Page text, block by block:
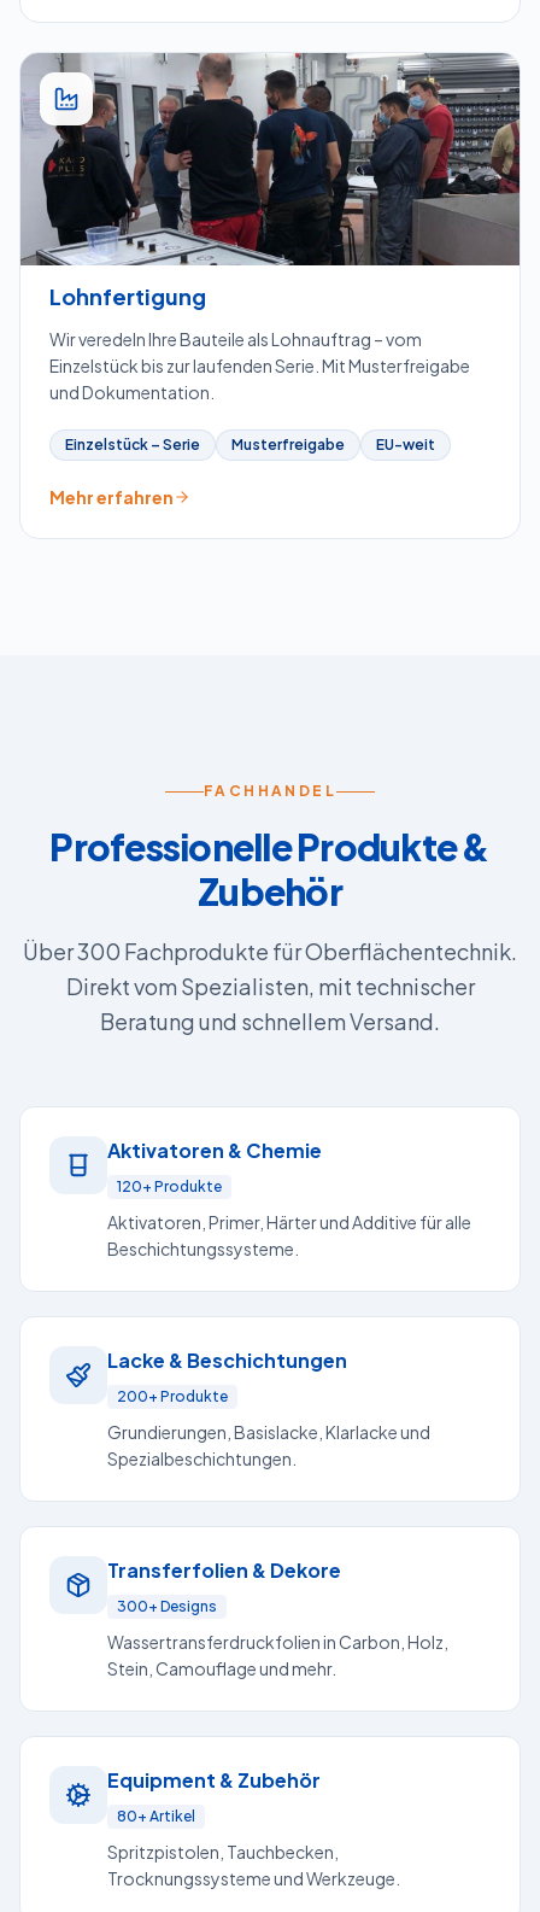
Lohnfertigung
Wir veredeln Ihre Bauteile als Lohnauftrag – vom
Einzelstück bis zur laufenden Serie. Mit Musterfreigabe
und Dokumentation.
Einzelstück – Serie Musterfreigabe EU-weit
Mehr erfahren
FACHHANDEL
Professionelle Produkte &
Zubehör
Über 300 Fachprodukte für Oberflächentechnik.
Direkt vom Spezialisten, mit technischer
Beratung und schnellem Versand.
Aktivatoren & Chemie
120+ Produkte
Aktivatoren, Primer, Härter und Additive für alle
Beschichtungssysteme.
Lacke & Beschichtungen
200+ Produkte
Grundierungen, Basislacke, Klarlacke und
Spezialbeschichtungen.
Transferfolien & Dekore
300+ Designs
Wassertransferdruckfolien in Carbon, Holz,
Stein, Camouflage und mehr.
Equipment & Zubehör
80+ Artikel
Spritzpistolen, Tauchbecken,
Trocknungssysteme und Werkzeuge.